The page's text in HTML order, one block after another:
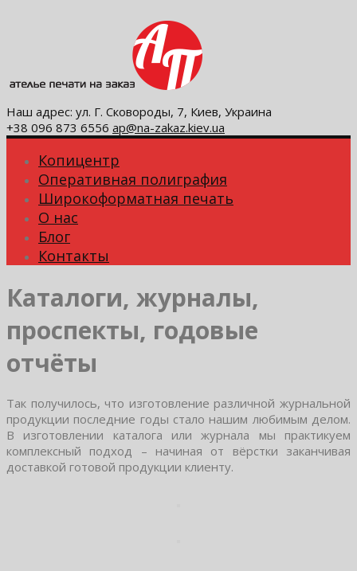
Наш адрес: ул. Г. Сковороды, 7, Киев, Украина
+38 096 873 6556 ap@na-zakaz.kiev.ua
Копицентр
Оперативная полиграфия
Широкоформатная печать
О нас
Блог
Контакты
Каталоги, журналы,
проспекты, годовые
отчёты
Так получилось, что изготовление различной журнальной
продукции последние годы стало нашим любимым делом.
В изготовлении каталога или журнала мы практикуем
комплексный подход – начиная от вёрстки заканчивая
доставкой готовой продукции клиенту.